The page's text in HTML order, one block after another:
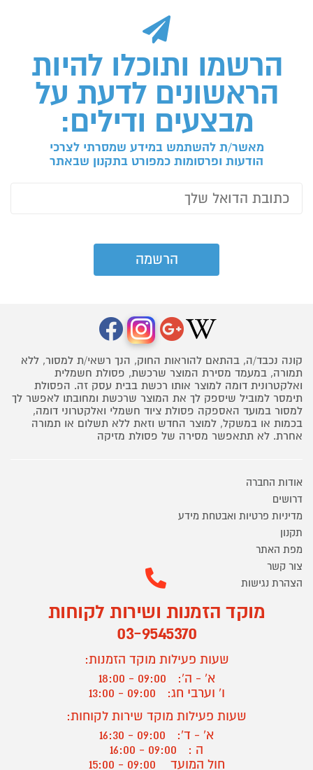
הרשמו ותוכלו להיות
הראשונים לדעת על
מבצעים ודילים:
מאשר/ת להשתמש במידע שמסרתי לצרכי
הודעות ופרסומות כמפורט בתקנון שבאתר
קונה נכבד/ה, בהתאם להוראות החוק, הנך רשאי/ת למסור, ללא
תמורה, במעמד מסירת המוצר שרכשת, פסולת חשמלית
ואלקטרונית דומה למוצר אותו רכשת בבית עסק זה. הפסולת
תימסר למוביל שיספק לך את המוצר שרכשת ומחובתו לאפשר לך
למסור במועד האספקה פסולת ציוד חשמלי ואלקטרוני דומה,
בכמות או במשקל, למוצר החדש וזאת ללא תשלום או תמורה
אחרת. לא תתאפשר מסירה של פסולת מזיקה
אודות החברה
דרושים
מדיניות פרטיות ואבטחת מידע
תקנון
מפת האתר
צור קשר
הצהרת נגישות
מוקד הזמנות ושירות לקוחות
03-9545370
שעות פעילות מוקד הזמנות:
א' - ה':
09:00 - 18:00
ו' וערבי חג:
09:00 - 13:00
שעות פעילות מוקד שירות לקוחות:
א' - ד':
09:00 - 16:30
ה :
09:00 - 16:00
חול המועד